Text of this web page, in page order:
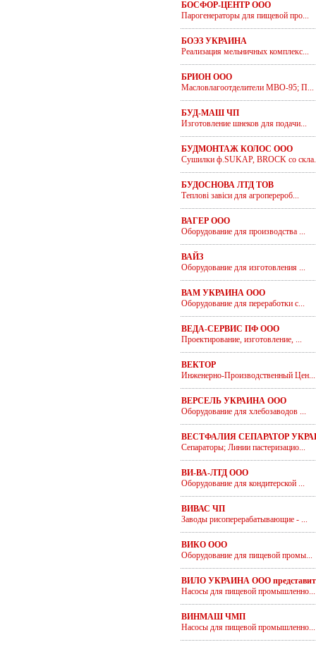
БОСФОР-ЦЕНТР ООО
Парогенераторы для пищевой про...
БОЭЗ УКРАИНА
Реализация мельничных комплекс...
БРИОН ООО
Масловлагоотделители МВО-95; П...
БУД-МАШ ЧП
Изготовление шнеков для подачи...
БУДМОНТАЖ КОЛОС ООО
Сушилки ф.SUKAP, BROCK со
БУДОСНОВА ЛТД ТОВ
Теплові завіси для агроперероб...
ВАГЕР ООО
Оборудование для производства ...
ВАЙЗ
Оборудование для изготовления ...
ВАМ УКРАИНА ООО
Оборудование для переработки с...
ВЕДА-СЕРВИС ПФ ООО
Проектирование, изготовление, ...
ВЕКТОР
Инженерно-Производственный Цен...
ВЕРСЕЛЬ УКРАИНА ООО
Оборудование для хлебозаводов ...
ВЕСТФАЛИЯ СЕПАРАТОР
Сепараторы; Линии пастеризацио...
ВИ-ВА-ЛТД ООО
Оборудование для кондитерской ...
ВИВАС ЧП
Заводы рисоперерабатывающие - ...
ВИКО ООО
Оборудование для пищевой промы...
ВИЛО УКРАИНА ООО
Насосы для пищевой промышленно...
ВИНМАШ ЧМП
Насосы для пищевой промышленно...